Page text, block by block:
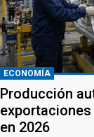
ECONOMÍA
Producción
en 2026